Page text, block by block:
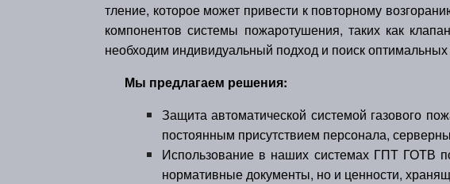
тление, которое может привести к повторному
компонентов системы пожаротушения, таких как
необходим индивидуальный подход и поиск
Мы предлагаем решения:
Защита автоматической системой газового
постоянным присутствием персонала,
Использование в наших системах ГПТ ГОТВ
нормативные документы, но и ценности,